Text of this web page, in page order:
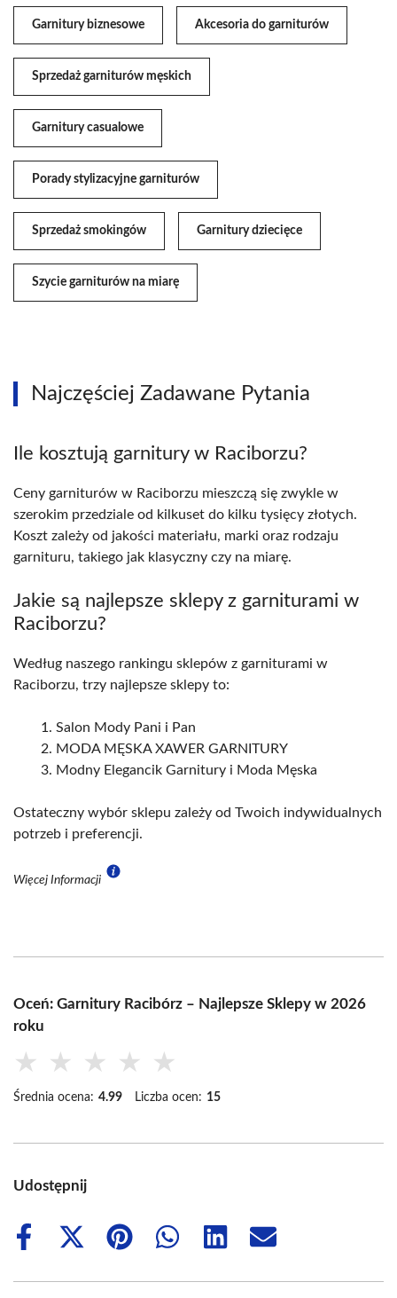
Garnitury biznesowe Akcesoria do garniturów
Sprzedaż garniturów męskich
Garnitury casualowe
Porady stylizacyjne garniturów
Sprzedaż smokingów Garnitury dziecięce
Szycie garniturów na miarę
Najczęściej Zadawane Pytania
Ile kosztują garnitury w Raciborzu?
Ceny garniturów w Raciborzu mieszczą się zwykle w
szerokim przedziale od kilkuset do kilku tysięcy złotych.
Koszt zależy od jakości materiału, marki oraz rodzaju
garnituru, takiego jak klasyczny czy na miarę.
Jakie są najlepsze sklepy z garniturami w
Raciborzu?
Według naszego rankingu sklepów z garniturami w
Raciborzu, trzy najlepsze sklepy to:
Salon Mody Pani i Pan
MODA MĘSKA XAWER GARNITURY
Modny Elegancik Garnitury i Moda Męska
Ostateczny wybór sklepu zależy od Twoich indywidualnych
potrzeb i preferencji.
Więcej Informacji
Oceń: Garnitury Racibórz – Najlepsze Sklepy w 2026
roku
★ ★ ★ ★ ★
Średnia ocena: 4.99 Liczba ocen: 15
Udostępnij
Share
Share
(Twitter)
Share
Share
Share
Share